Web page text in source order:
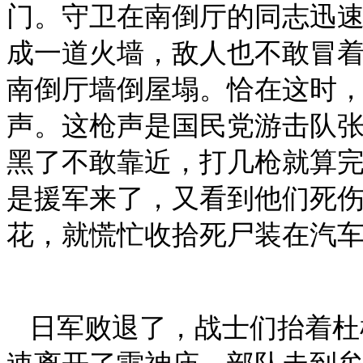
门。守卫在南倒厅的同志迅
成一道火墙，敌人也不敢冒
南倒厅墙倒屋塌。恰在这时
声。这枪声是国民党游击队
黑了不敢靠近，打几枪就算
是援军来了，又看到他们死
花，就慌忙收拾死尸装在汽
日军败退了，战士们抬着